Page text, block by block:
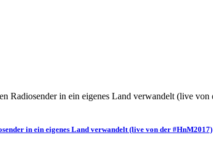
in ein eigenes Land verwandelt (live von der #HnM2017)